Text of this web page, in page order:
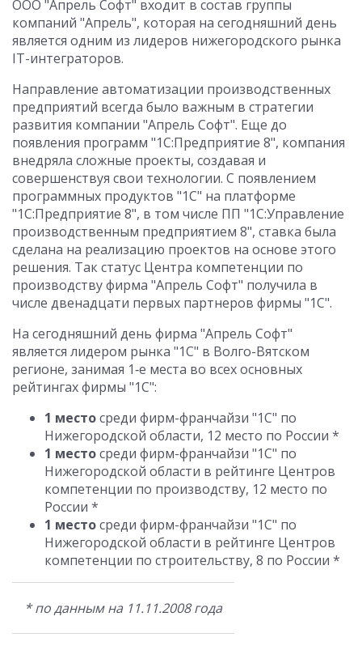
ООО "Апрель Софт" входит в состав группы
компаний "Апрель", которая на сегодняшний день
является одним из лидеров нижегородского рынка
IT-интеграторов.
Направление автоматизации производственных
предприятий всегда было важным в стратегии
развития компании "Апрель Софт". Еще до
появления программ "1С:Предприятие 8", компания
внедряла сложные проекты, создавая и
совершенствуя свои технологии. С появлением
программных продуктов "1С" на платформе
"1С:Предприятие 8", в том числе ПП "1С:Управление
производственным предприятием 8", ставка была
сделана на реализацию проектов на основе этого
решения. Так статус Центра компетенции по
производству фирма "Апрель Софт" получила в
числе двенадцати первых партнеров фирмы "1С".
На сегодняшний день фирма "Апрель Софт"
является лидером рынка "1С" в Волго-Вятском
регионе, занимая 1‑е места во всех основных
рейтингах фирмы "1С":
1 местосреди фирм-франчайзи "1С" по
Нижегородской области, 12 место по России *
1 местосреди фирм-франчайзи "1С" по
Нижегородской области в рейтинге Центров
компетенции по производству, 12 место по
России *
1 местосреди фирм-франчайзи "1С" по
Нижегородской области в рейтинге Центров
компетенции по строительству, 8 по России *
* по данным на 11.11.2008 года